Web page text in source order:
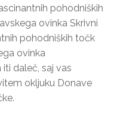
pohodniških
ovinka Skrivni
pohodniških točk
ovinka
daleč, saj vas
okljuku Donave